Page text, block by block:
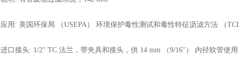
应用: 美国环保局 （USEPA） 环境保护毒性测试和毒性特征沥滤方法 （
进口接头: 1/2" TC 法兰，带夹具和接头，供 14 mm （9/16"） 内径软管使